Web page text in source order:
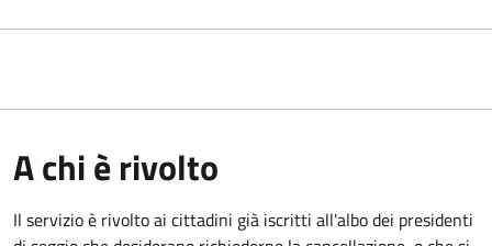
A chi è rivolto
Il servizio è rivolto ai cittadini già iscritti all'albo dei presidenti